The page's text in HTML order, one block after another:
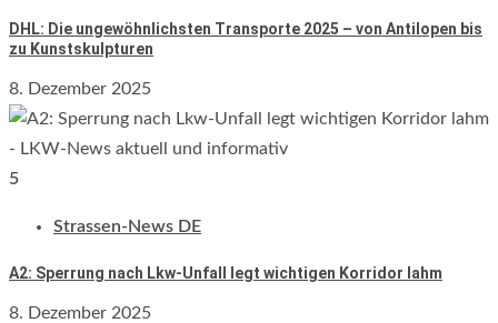
DHL: Die ungewöhnlichsten Transporte 2025 – von Antilopen bis
zu Kunstskulpturen
8. Dezember 2025
5
Strassen-News DE
A2: Sperrung nach Lkw-Unfall legt wichtigen Korridor lahm
8. Dezember 2025